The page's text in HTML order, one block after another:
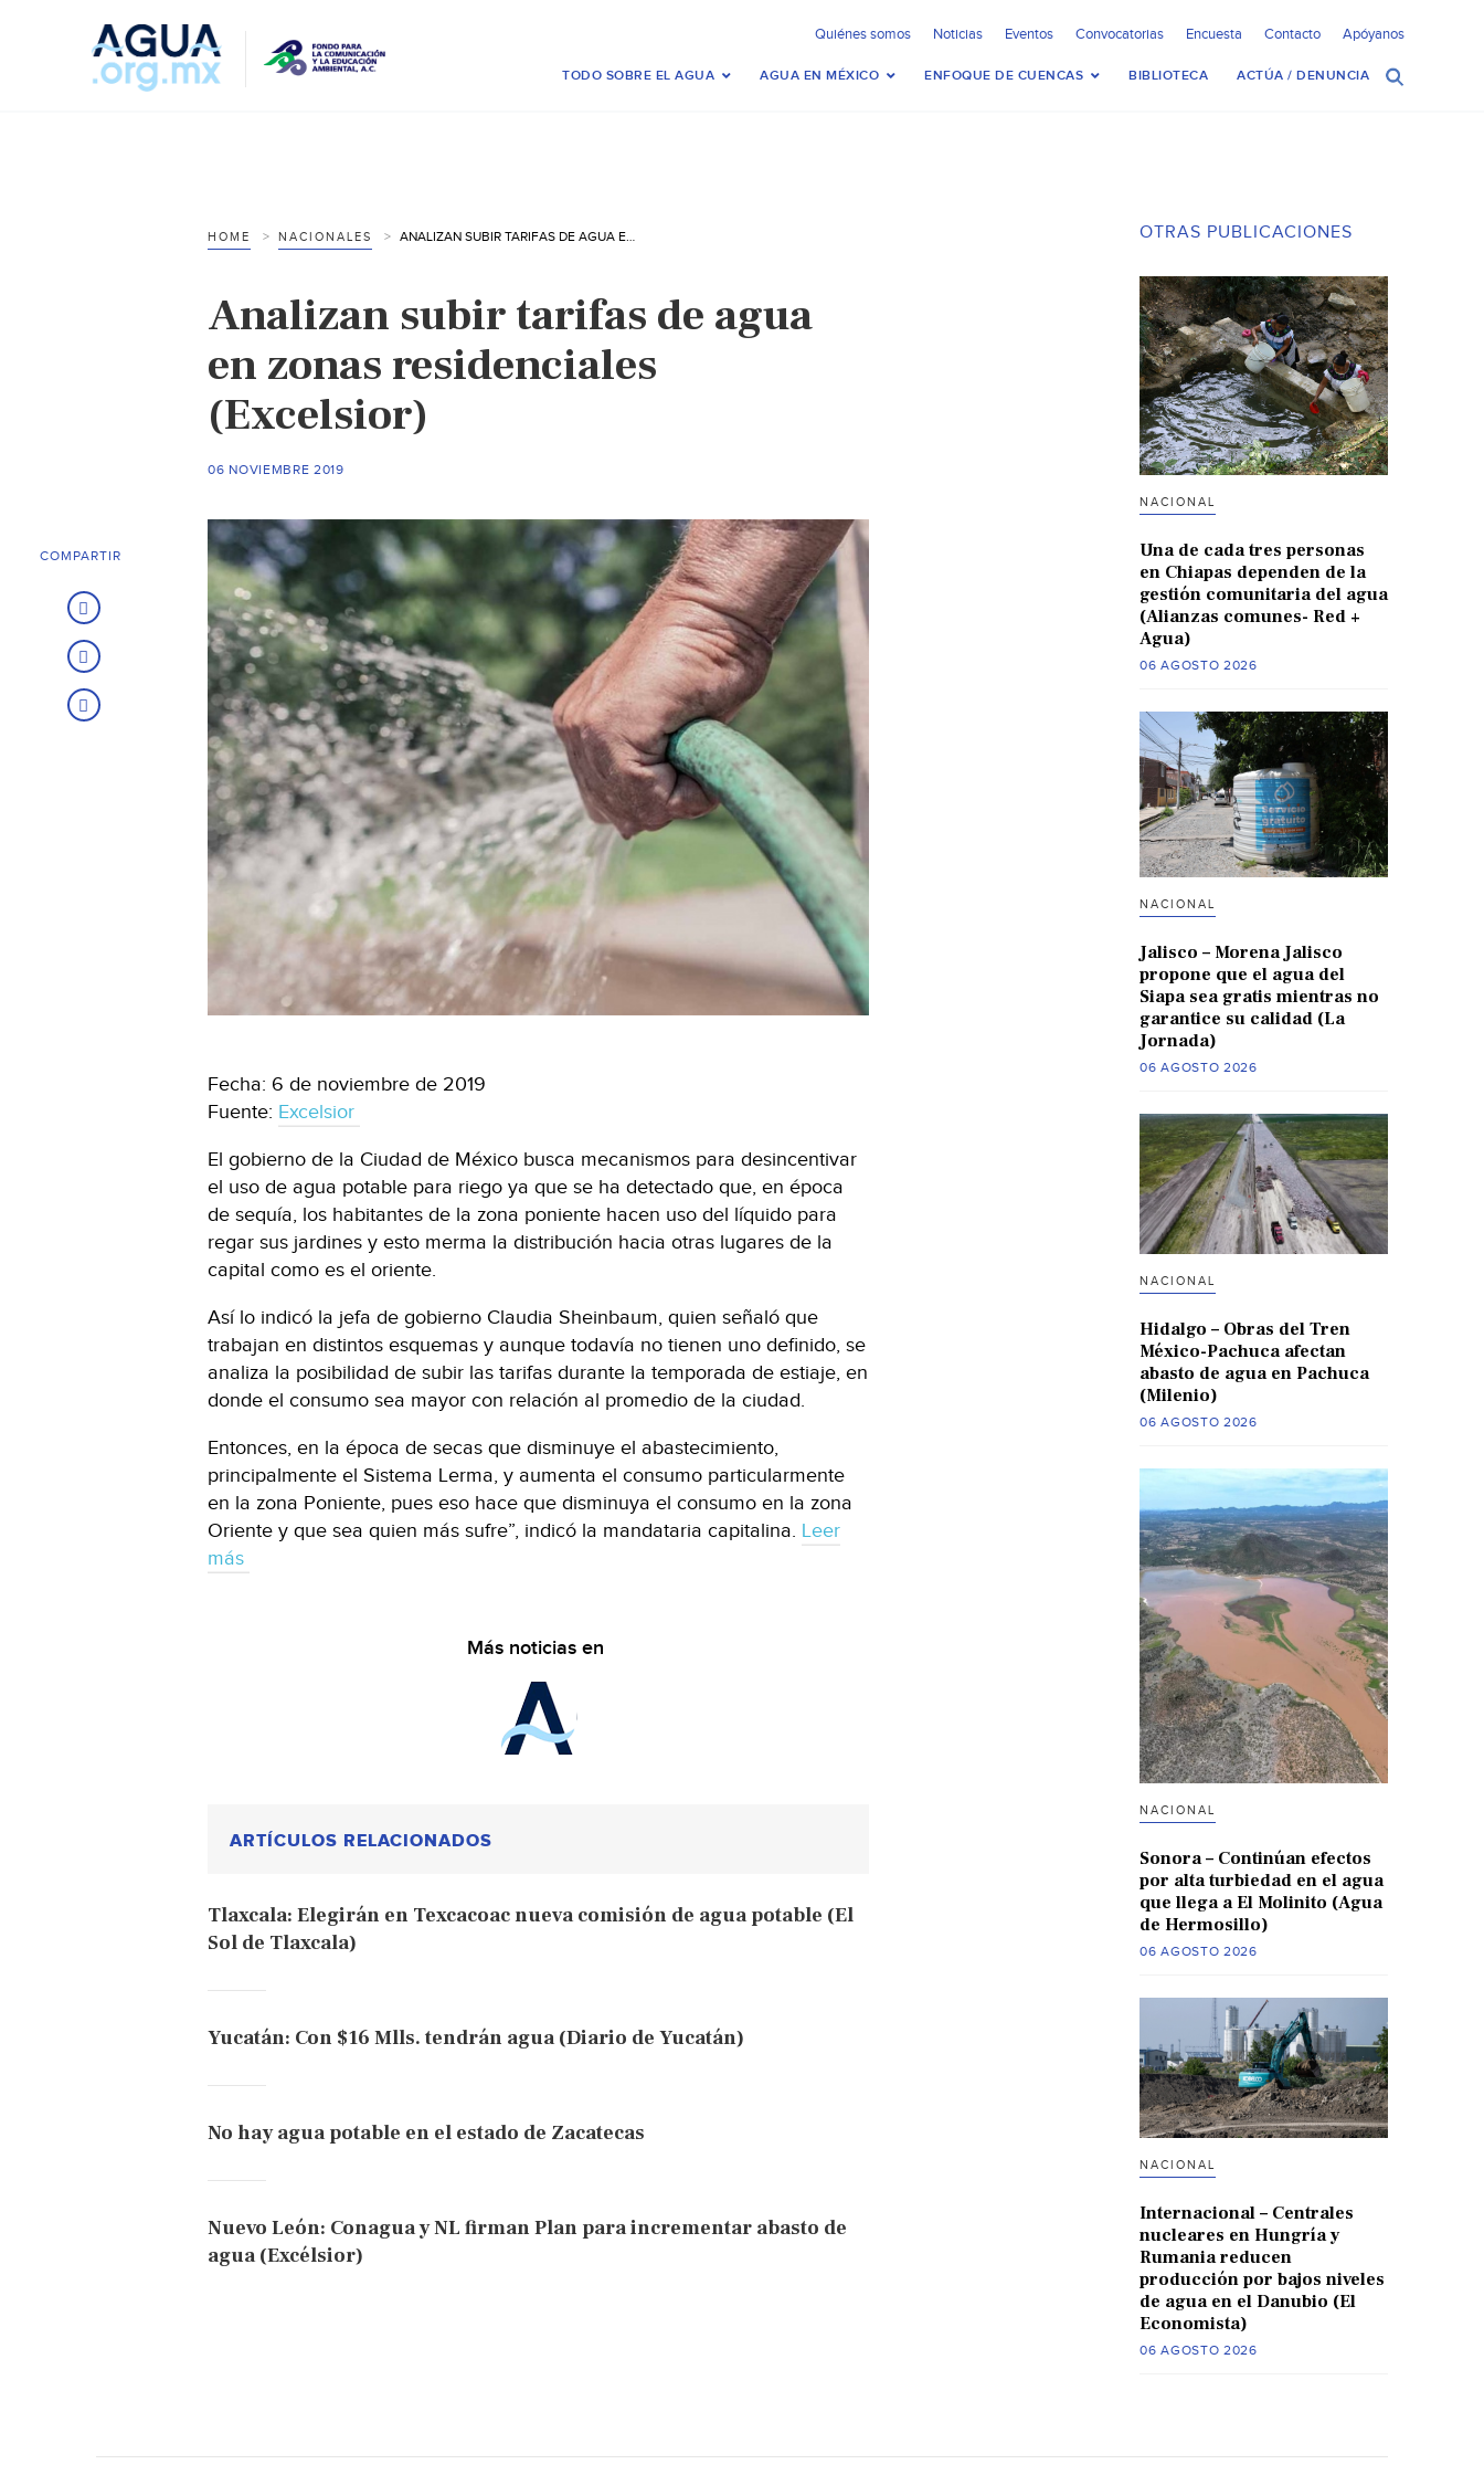
Quiénes somos Noticias Eventos Convocatorias Encuesta Contacto Apóyanos
TODO SOBRE EL AGUA AGUA EN MÉXICO ENFOQUE DE CUENCAS BIBLIOTECA ACTÚA / DENUNCIA
HOME NACIONALES ANALIZAN SUBIR TARIFAS DE AGUA EN ZONAS RESIDENCIALES (EXCELSIOR)
Analizan subir tarifas de agua
en zonas residenciales
(Excelsior)
06 NOVIEMBRE 2019
Fecha: 6 de noviembre de 2019
Fuente: Excelsior
El gobierno de la Ciudad de México busca mecanismos para desincentivar
el uso de agua potable para riego ya que se ha detectado que, en época
de sequía, los habitantes de la zona poniente hacen uso del líquido para
regar sus jardines y esto merma la distribución hacia otras lugares de la
capital como es el oriente.
Así lo indicó la jefa de gobierno Claudia Sheinbaum, quien señaló que
trabajan en distintos esquemas y aunque todavía no tienen uno definido, se
analiza la posibilidad de subir las tarifas durante la temporada de estiaje, en
donde el consumo sea mayor con relación al promedio de la ciudad.
Entonces, en la época de secas que disminuye el abastecimiento,
principalmente el Sistema Lerma, y aumenta el consumo particularmente
en la zona Poniente, pues eso hace que disminuya el consumo en la zona
Oriente y que sea quien más sufre”, indicó la mandataria capitalina. Leer
más
Más noticias en
ARTÍCULOS RELACIONADOS
Tlaxcala: Elegirán en Texcacoac nueva comisión de agua potable (El
Sol de Tlaxcala)
Yucatán: Con $16 Mlls. tendrán agua (Diario de Yucatán)
No hay agua potable en el estado de Zacatecas
Nuevo León: Conagua y NL firman Plan para incrementar abasto de
agua (Excélsior)
COMPARTIR
OTRAS PUBLICACIONES
NACIONAL
Una de cada tres personas
en Chiapas dependen de la
gestión comunitaria del agua
(Alianzas comunes- Red +
Agua)
06 AGOSTO 2026
NACIONAL
Jalisco – Morena Jalisco
propone que el agua del
Siapa sea gratis mientras no
garantice su calidad (La
Jornada)
06 AGOSTO 2026
NACIONAL
Hidalgo – Obras del Tren
México-Pachuca afectan
abasto de agua en Pachuca
(Milenio)
06 AGOSTO 2026
NACIONAL
Sonora – Continúan efectos
por alta turbiedad en el agua
que llega a El Molinito (Agua
de Hermosillo)
06 AGOSTO 2026
NACIONAL
Internacional – Centrales
nucleares en Hungría y
Rumania reducen
producción por bajos niveles
de agua en el Danubio (El
Economista)
06 AGOSTO 2026